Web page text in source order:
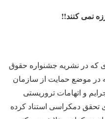
نمی کنند!!
ای که در نشریه جشنواره حقوق
در موضع حمایت از سازمان
و اتهامات تروریستی
تحقق دمکراسی استناد کرده